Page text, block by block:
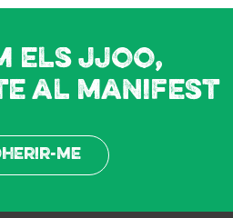
els JJOO,
al manifest
me